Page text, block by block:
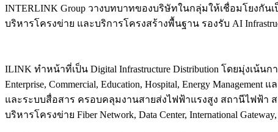
INTERLINK Group วางบทบาทของบริษัทในกลุ่มให้เชื่อมโยงกัน
บริหารโครงข่าย และบริการโครงสร้างพื้นฐาน รองรับ AI
ILINK ทำหน้าที่เป็น Digital Infrastructure Distribution โดยมุ่ง
Enterprise, Commercial, Education, Hospital, Energy
และระบบสื่อสาร ครอบคลุมงานสายส่งไฟฟ้าแรงสูง สถานีไฟฟ้า สา
บริหารโครงข่าย Fiber Network, Data Center, International